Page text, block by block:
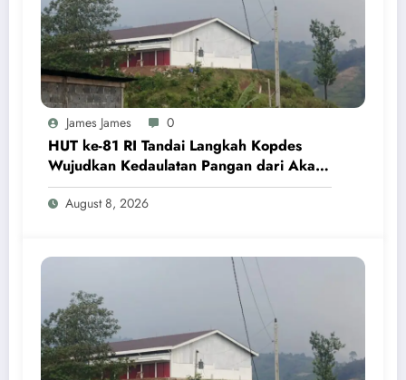
James James 0
HUT ke-81 RI Tandai Langkah Kopdes
Wujudkan Kedaulatan Pangan dari Akar
Rumput
August 8, 2026